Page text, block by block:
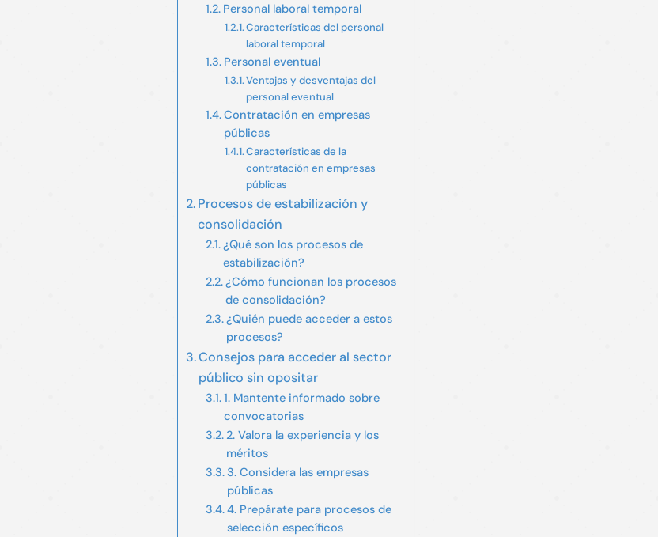
Personal laboral temporal
Características del personal
laboral temporal
Personal eventual
Ventajas y desventajas del
personal eventual
Contratación en empresas
públicas
Características de la
contratación en empresas
públicas
Procesos de estabilización y
consolidación
¿Qué son los procesos de
estabilización?
¿Cómo funcionan los procesos
de consolidación?
¿Quién puede acceder a estos
procesos?
Consejos para acceder al sector
público sin opositar
1. Mantente informado sobre
convocatorias
2. Valora la experiencia y los
méritos
3. Considera las empresas
públicas
4. Prepárate para procesos de
selección específicos